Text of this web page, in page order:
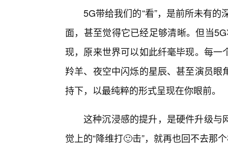
5G带给我们的“看”，是前所未有
面，甚至觉得它已经足够清晰。但当
现，原来世界可以如此纤毫毕现。每
羚羊、夜空中闪烁的星辰、甚至演员
持下，以最纯粹的形式呈现在你眼前。
这种沉浸感的提升，是硬件升级与
觉上的“降维打🙂击”，就再也回不去那